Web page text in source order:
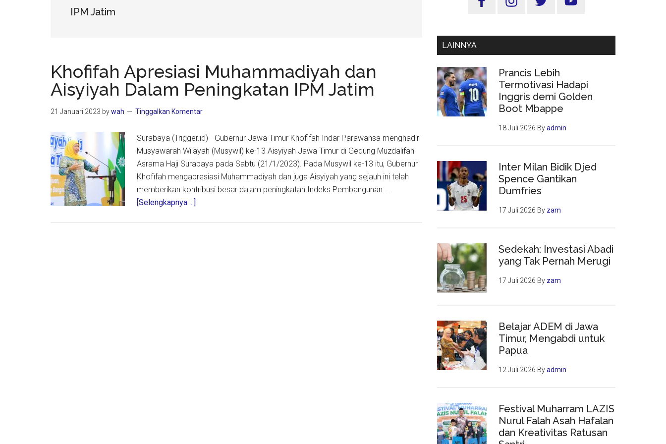
IPM Jatim
Khofifah Apresiasi Muhammadiyah dan
Aisyiyah Dalam Peningkatan IPM Jatim
21 Januari 2023 bywah Tinggalkan Komentar
Surabaya (Trigger.id) - Gubernur Jawa Timur Khofifah Indar Parawansa menghadiri
Musyawarah Wilayah (Musywil) ke-13 Aisyiyah Jawa Timur di Gedung Muzdalifah
Asrama Haji Surabaya pada Sabtu (21/1/2023). Pada Musywil ke-13 itu, Gubernur
Khofifah mengapresiasi Muhammadiyah dan juga Aisyiyah yang sejauh ini telah
memberikan kontribusi besar dalam peningkatan Indeks Pembangunan …
[Selengkapnya ...]
Utama
LAINNYA
Prancis Lebih
Termotivasi Hadapi
Inggris demi Golden
Boot Mbappe
18 Juli 2026 Byadmin
Inter Milan Bidik Djed
Spence Gantikan
Dumfries
17 Juli 2026 By zam
Sedekah: Investasi Abadi
yang Tak Pernah Merugi
17 Juli 2026 By zam
Belajar ADEM di Jawa
Timur, Mengabdi untuk
Papua
12 Juli 2026 Byadmin
Festival Muharram LAZIS
Nurul Falah Asah Hafalan
dan Kreativitas Ratusan